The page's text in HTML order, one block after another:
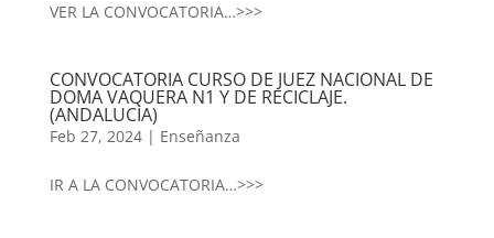
VER LA CONVOCATORIA…>>>
CONVOCATORIA CURSO DE JUEZ NACIONAL DE
DOMA VAQUERA N1 Y DE RECICLAJE.
(ANDALUCIA)
Feb 27, 2024| Enseñanza
IR A LA CONVOCATORIA…>>>